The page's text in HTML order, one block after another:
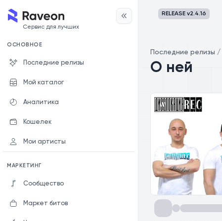
Сервис для лучших
ОСНОВНОЕ
Последние релизы
Мой каталог
Аналитика
Кошелек
Мои артисты
МАРКЕТИНГ
Сообщество
Маркет битов
RELEASE v2.4.16
Последние релизы /
О ней